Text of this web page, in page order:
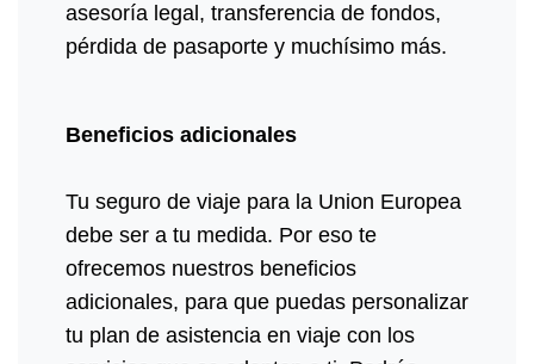
asesoría legal, transferencia de fondos,
pérdida de pasaporte y muchísimo más.
Beneficios adicionales
Tu seguro de viaje para la Union Europea
debe ser a tu medida. Por eso te
ofrecemos nuestros beneficios
adicionales, para que puedas personalizar
tu plan de asistencia en viaje con los